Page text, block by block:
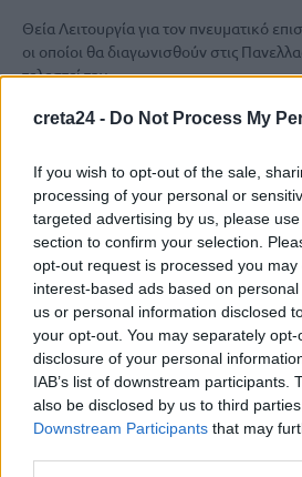
creta24 - Do Not Process My
If you wish to opt-out of the sale,
processing of your personal or
targeted advertising by us, please
section to confirm your selection.
opt-out request is processed you may
interest-based ads based on
us or personal information disclosed
your opt-out. You may separately
disclosure of your personal
IAB’s list of downstream participants.
also be disclosed by us to third
Downstream Participants that may
Θεία Λειτουργία για τον πνευματικό
οι οποίοι θα διαγωνισθούν στις
τελεστεί την…
OFF THE RECORD